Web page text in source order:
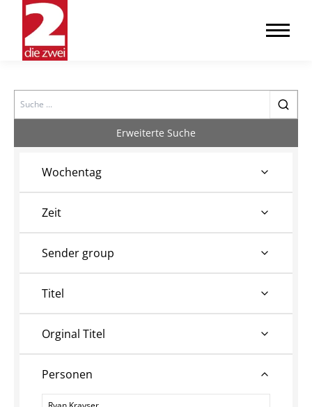
Search
Erweiterte Suche
Wochentag
Zeit
Sender group
Titel
Orginal Titel
Personen
Personen